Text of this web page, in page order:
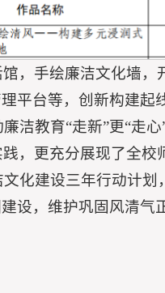
，手绘廉洁文化墙，
台等，创新构建起
洁教育“走新”更“走心”
，更充分展现了全
化建设三年行动计
设，维护巩固风清